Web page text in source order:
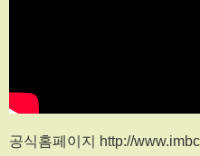
공식홈페이지 http://